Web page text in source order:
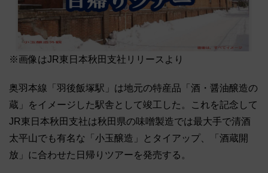
※画像はJR東日本秋田支社リリースより
奥羽本線「羽後飯塚駅」は地元の特産品「酒・醤油醸造の
蔵」をイメージした駅舎として竣工した。これを記念して
JR東日本秋田支社は秋田県の味噌製造では最大手で清酒
太平山でも有名な「小玉醸造」とタイアップ、「酒蔵開
放」に合わせた日帰りツアーを発売する。